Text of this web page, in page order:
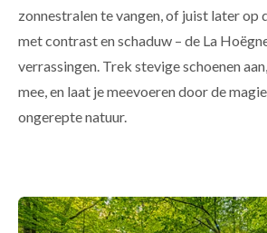
zonnestralen te vangen, of juist later op
met contrast en schaduw – de La
verrassingen. Trek stevige schoenen
mee, en laat je meevoeren door de
ongerepte natuur.